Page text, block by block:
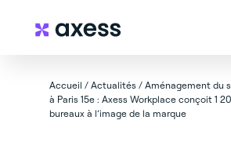
Accueil / Actualités / Aménagement du
à Paris 15e : Axess Workplace conçoit 1
bureaux à l’image de la marque